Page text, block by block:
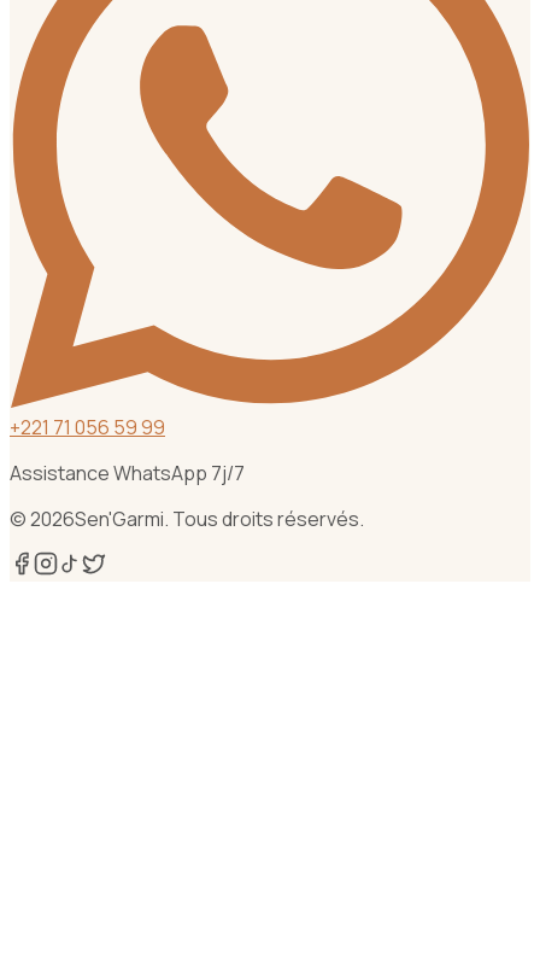
+221 71 056 59 99
Assistance WhatsApp 7j/7
©2026Sen'Garmi. Tous droits réservés.